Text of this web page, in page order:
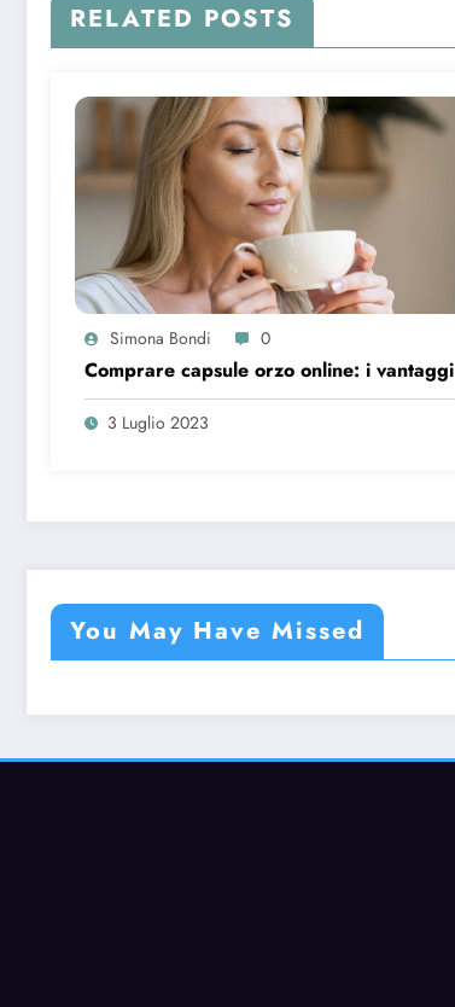
RELATED POSTS
Simona Bondi 0
Comprare capsule orzo online: i vantaggi
3 Luglio 2023
You May Have Missed